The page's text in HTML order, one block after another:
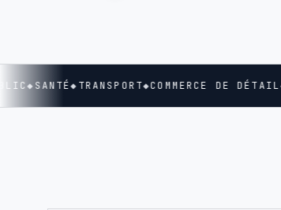
◆SANTÉ◆TRANSPORT◆COMMERCE DE DÉTAIL◆